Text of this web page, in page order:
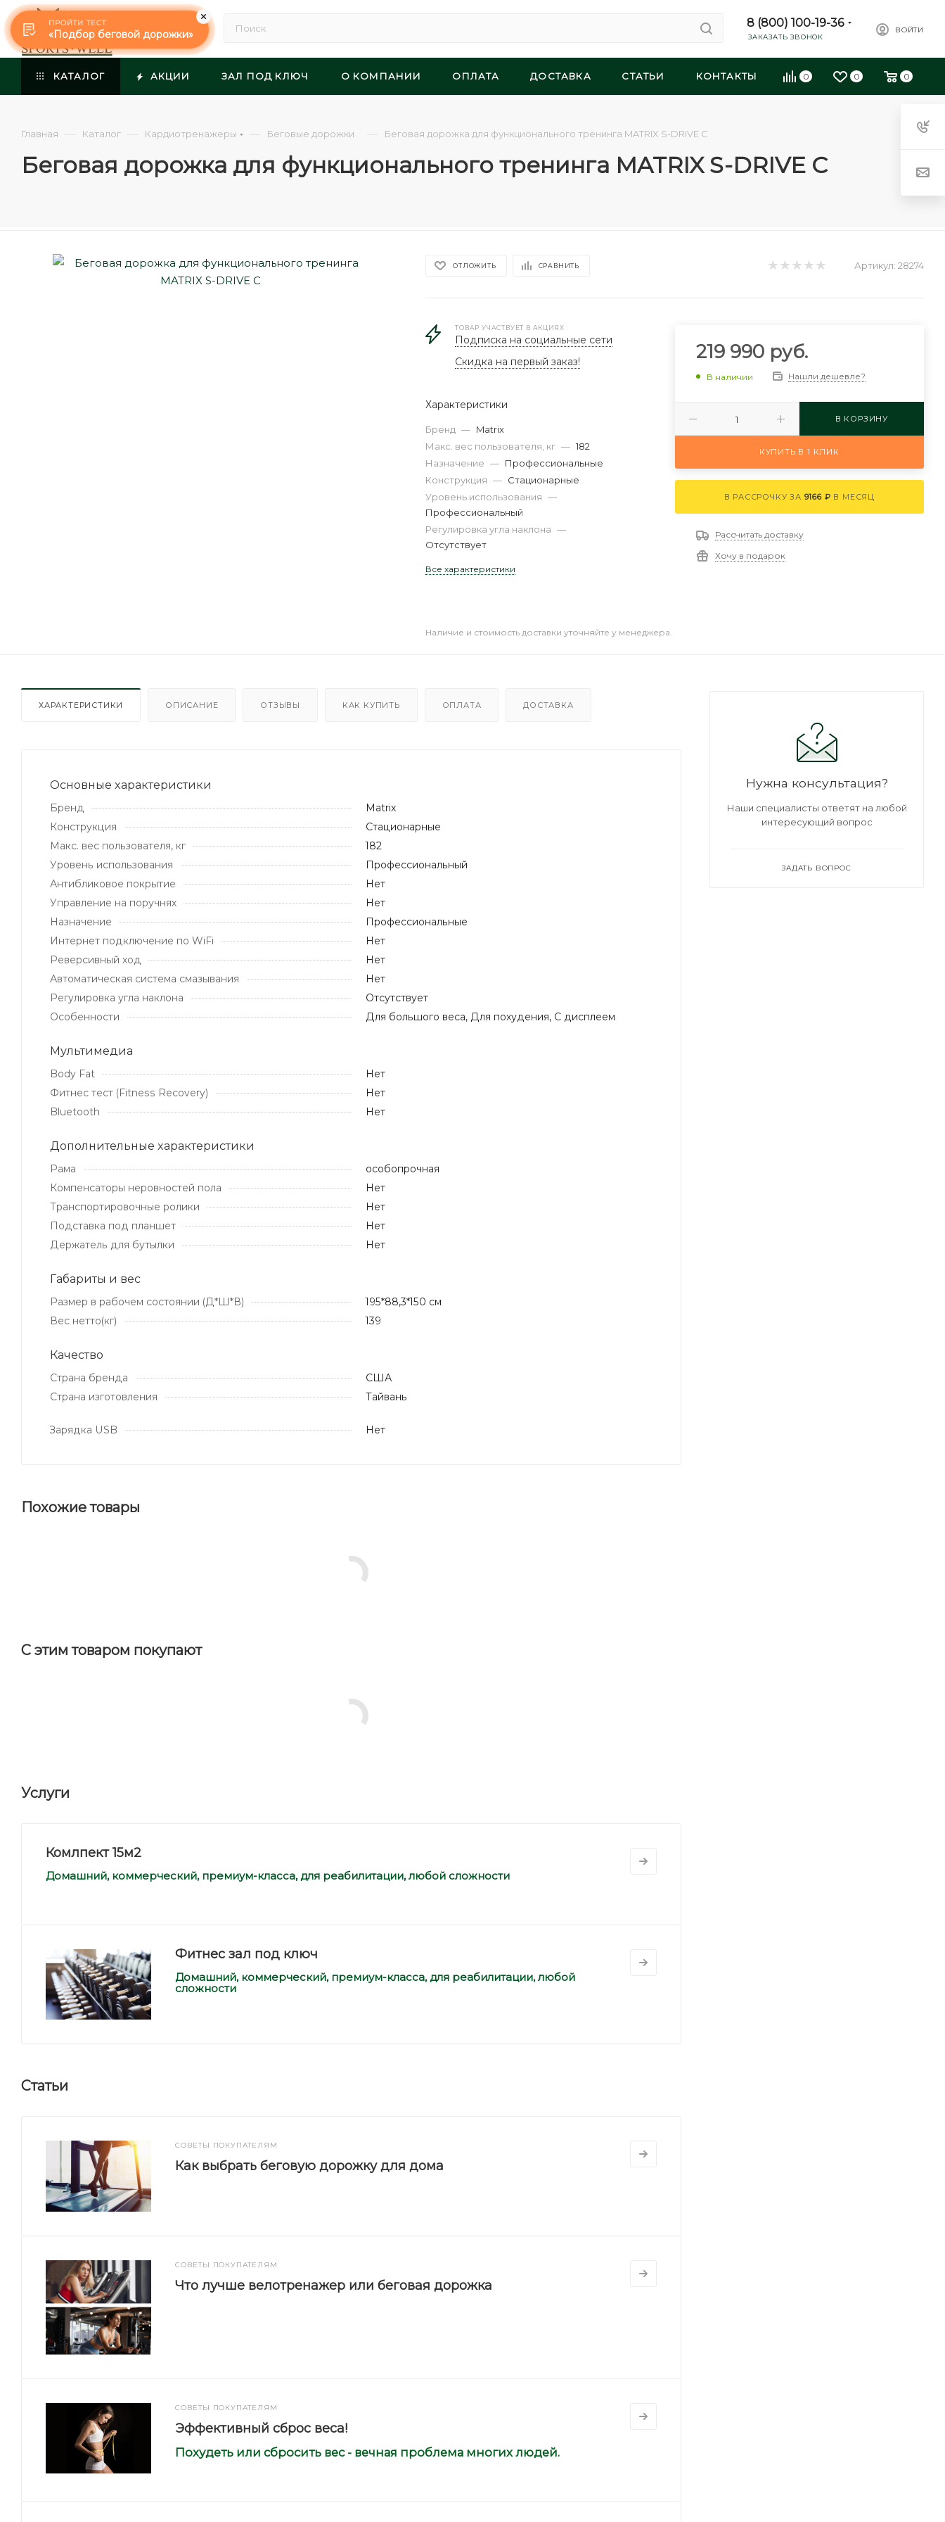
Москва 8 (800) 100-19-36
ЗАКАЗАТЬ ЗВОНОК
ВОЙТИ
0 0 0
КАТАЛОГ АКЦИИ ЗАЛ ПОД КЛЮЧ О КОМПАНИИ ОПЛАТА ДОСТАВКА СТАТЬИ КОНТАКТЫ
Главная — Каталог — Кардиотренажеры — Беговые дорожки — Беговая дорожка для функционального тренинга MATRIX S-DRIVE С
Беговая дорожка для функционального тренинга MATRIX S-DRIVE С
ОТЛОЖИТЬ СРАВНИТЬ Артикул: 28274
ТОВАР УЧАСТВУЕТ В АКЦИЯХ
Подписка на социальные сети
Скидка на первый заказ!
Характеристики
Бренд — Matrix
Макс. вес пользователя, кг — 182
Назначение — Профессиональные
Конструкция — Стационарные
Уровень использования —
Профессиональный
Регулировка угла наклона —
Отсутствует
Все характеристики
219 990руб.
В наличии Нашли дешевле?
В КОРЗИНУ
КУПИТЬ В 1 КЛИК
В РАССРОЧКУ ЗА 9166 ₽ В МЕСЯЦ
Рассчитать доставку
Хочу в подарок
Наличие и стоимость доставки уточняйте у менеджера.
ХАРАКТЕРИСТИКИ ОПИСАНИЕ ОТЗЫВЫ КАК КУПИТЬ ОПЛАТА ДОСТАВКА
Основные xарактеристики
Бренд
Matrix
Конструкция
Стационарные
Макс. вес пользователя, кг
182
Уровень использования
Профессиональный
Антибликовое покрытие
Нет
Управление на поручнях
Нет
Назначение
Профессиональные
Интернет подключение по WiFi
Нет
Реверсивный ход
Нет
Автоматическая система смазывания
Нет
Регулировка угла наклона
Отсутствует
Особенности
Для большого веса, Для похудения, С дисплеем
Мультимедиа
Body Fat
Нет
Фитнес тест (Fitness Recovery)
Нет
Bluetooth
Нет
Дополнительные xарактеристики
Рама
особопрочная
Компенсаторы неровностей пола
Нет
Транспортировочные ролики
Нет
Подставка под планшет
Нет
Держатель для бутылки
Нет
Габариты и вес
Размер в рабочем состоянии (Д*Ш*В)
195*88,3*150 см
Вес нетто(кг)
139
Качество
Страна бренда
США
Страна изготовления
Тайвань
Зарядка USB Нет
Похожие товары
С этим товаром покупают
Услуги
Комлпект 15м2
Домашний, коммерческий, премиум-класса, для реабилитации,любой сложности
Фитнес зал под ключ
Домашний, коммерческий, премиум-класса, для реабилитации,любой
сложности
Статьи
СОВЕТЫ ПОКУПАТЕЛЯМ
Как выбрать беговую дорожку для дома
СОВЕТЫ ПОКУПАТЕЛЯМ
Что лучше велотренажер или беговая дорожка
СОВЕТЫ ПОКУПАТЕЛЯМ
Эффективный сброс веса!
Похудеть или сбросить вес - вечная проблема многих людей.
Нужна консультация?
Наши специалисты ответят на любой
интересующий вопрос
ЗАДАТЬ ВОПРОС
ПРОЙТИ ТЕСТ
«Подбор беговой дорожки»